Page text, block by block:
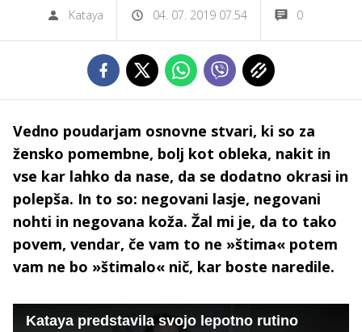
Kataya 04. 07. 2019 07.54 0
Vedno poudarjam osnovne stvari, ki so za
žensko pomembne, bolj kot obleka, nakit in
vse kar lahko da nase, da se dodatno okrasi in
polepša. In to so: negovani lasje, negovani
nohti in negovana koža. Žal mi je, da to tako
povem, vendar, če vam to ne »štima« potem
vam ne bo »štimalo« nič, kar boste naredile.
Kataya predstavila svojo lepotno rutino